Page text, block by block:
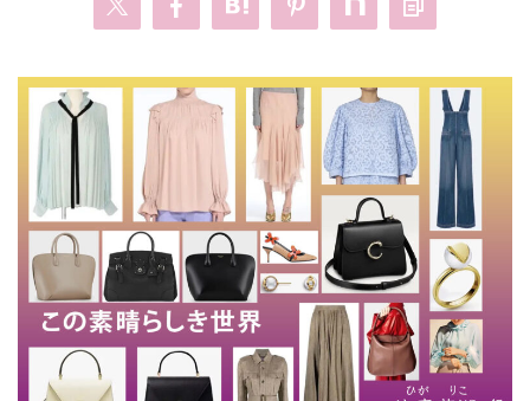
・ 若草物語 腕時計